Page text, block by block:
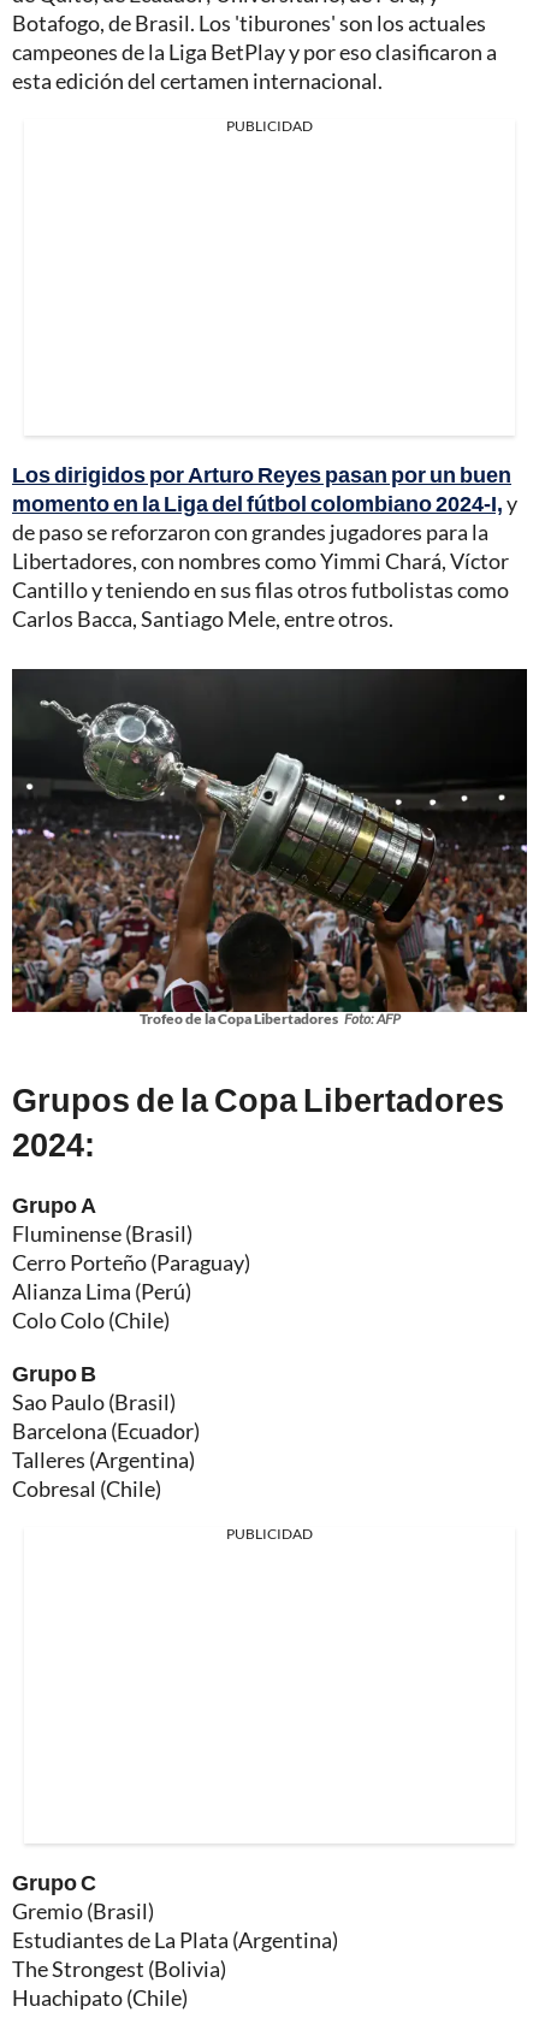
Botafogo, de Brasil. Los 'tiburones' son los actuales
campeones de la Liga BetPlay y por eso clasificaron a
esta edición del certamen internacional.
PUBLICIDAD
Los dirigidos por Arturo Reyes pasan por un buen
momento en la Liga del fútbol colombiano 2024-I,y
de paso se reforzaron con grandes jugadores para la
Libertadores, con nombres como Yimmi Chará, Víctor
Cantillo y teniendo en sus filas otros futbolistas como
Carlos Bacca, Santiago Mele, entre otros.
Trofeo de la Copa Libertadores Foto: AFP
Grupos de la Copa Libertadores
2024:
Grupo A
Fluminense (Brasil)
Cerro Porteño (Paraguay)
Alianza Lima (Perú)
Colo Colo (Chile)
Grupo B
Sao Paulo (Brasil)
Barcelona (Ecuador)
Talleres (Argentina)
Cobresal (Chile)
PUBLICIDAD
Grupo C
Gremio (Brasil)
Estudiantes de La Plata (Argentina)
The Strongest (Bolivia)
Huachipato (Chile)